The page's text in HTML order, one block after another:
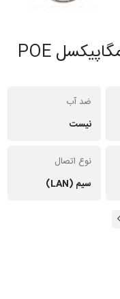
دوربین دام IP پلاستیکی 6 مگاپیکسل POE
ضد آب
نیست
نوع اتصال
سیم (LAN)